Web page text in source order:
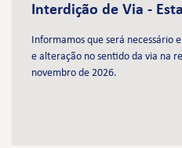
Interdição de Via -
Informamos que será necessário
e alteração no sentido da via na
novembro de 2026.